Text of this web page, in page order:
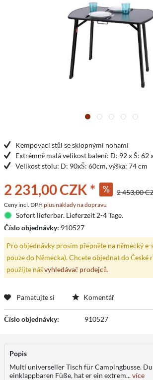
Kempovací stůl se sklopnými nohami
Extrémně malá velikost balení: D: 92 x Š: 62
Velikost stolu: D: 90xŠ: 60cm, výška: 74 cm
2 231,00 CZK * 2 453,00
Ceny incl. DPH plus náklady na dopravu
Sofort lieferbar. Lieferzeit 2-4 Tage.
Číslo objednávky: 910527
Pro objednávky prosím přepněte na německý
pouze do Německa). Chcete objednat do České
použijte nášvyhledávač prodejců.
Pamatujte si Komentář
Číslo objednávky: 910527
Popis
Multi universeller Tisch für Campingbusse.
einklappbaren Füße, hat er ein extrem...více